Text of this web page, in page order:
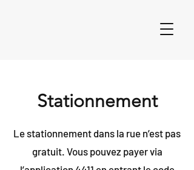
Stationnement
Le stationnement dans la rue n’est pas
gratuit. Vous pouvez payer via